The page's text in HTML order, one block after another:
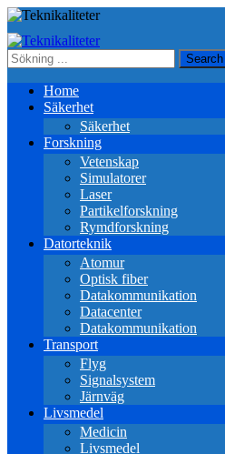
Home
Säkerhet
Säkerhet
Forskning
Vetenskap
Simulatorer
Laser
Partikelforskning
Rymdforskning
Datorteknik
Atomur
Optisk fiber
Datakommunikation
Datacenter
Datakommunikation
Transport
Flyg
Signalsystem
Järnväg
Livsmedel
Medicin
Livsmedel